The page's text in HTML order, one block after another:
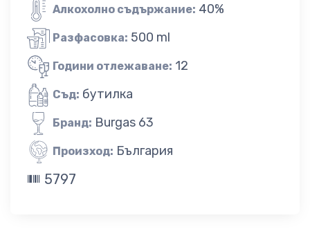
Алкохолно съдържание: 40%
Разфасовка: 500 ml
Години отлежаване: 12
Съд: бутилка
Бранд: Burgas 63
Произход: България
5797